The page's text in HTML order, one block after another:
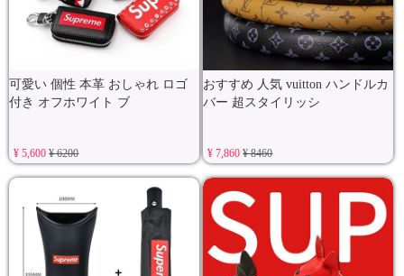
可愛い 個性 本革 おしゃれ ロゴ
付き オフホワイト ブ
¥ 5,600¥ 6200
おすすめ 人気 vuitton ハンドルカ
バー 超スタイリッシ
¥ 7,860¥ 8460